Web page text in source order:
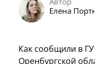
Елена
Как сообщили в
Оренбургской